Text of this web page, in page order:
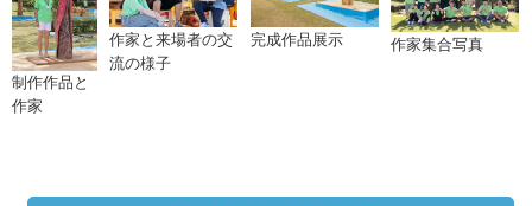
制作作品と
作家
作家と来場者の交
流の様子
完成作品展示 作家集合写真